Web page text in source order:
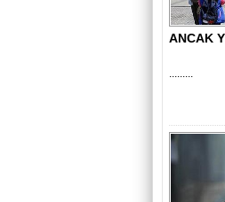
ANCAK
.........